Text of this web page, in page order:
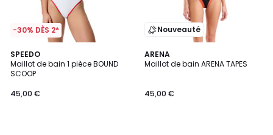
-30% DÈS 2*
SPEEDO
Maillot de bain 1 pièce BOUND
SCOOP
45,00 €
Nouveauté
ARENA
Maillot de bain ARENA TAPES
45,00 €